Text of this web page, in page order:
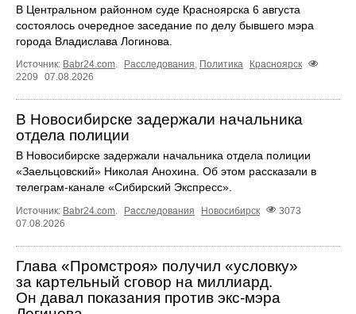
В Центральном районном суде Красноярска 6 августа
состоялось очередное заседание по делу бывшего мэра
города Владислава Логинова.
Источник: Babr24.com. Расследования, Политика
Красноярск
2209
07.08.2026
В Новосибирске задержали начальника
отдела полиции
В Новосибирске задержали начальника отдела полиции
«Заельцовский» Николая Анохина. Об этом рассказали в
телеграм-канале «Сибирский Экспресс».
Источник: Babr24.com Расследования Новосибирск
3073
07.08.2026
Глава «Промстроя» получил «условку»
за картельный сговор на миллиард.
Он давал показания против экс-мэра